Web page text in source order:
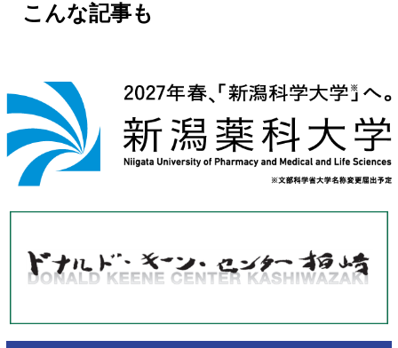
こんな記事も